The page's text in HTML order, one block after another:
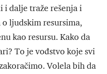
i dalje traže rešenja i
ljudskim resursima,
kao resursu. Kako da
To je vođstvo koje svi
Volela bih da